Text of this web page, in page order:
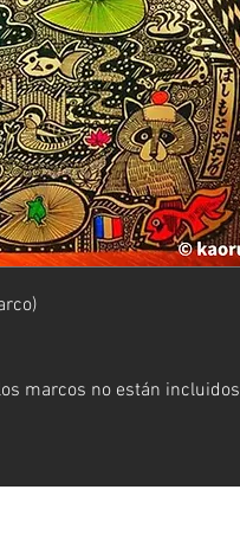
marcos no están incluidos